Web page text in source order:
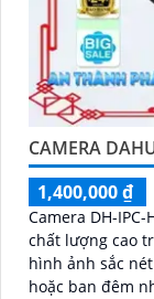
CAMERA
1,400,000 ₫
Camera DH-IPC-
chất lượng cao trong
hình ảnh sắc
hoặc ban đêm